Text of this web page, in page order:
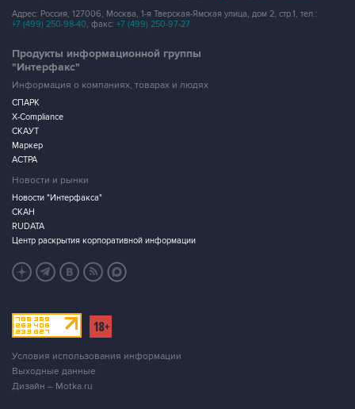
Адрес: Россия, 127006, Москва, 1-я Тверская-Ямская улица, дом 2, стр.1, тел.:
+7 (499) 250-98-40, факс: +7 (499) 250-97-27
Продукты информационной группы
"Интерфакс"
Информация о компаниях, товарах и людях
СПАРК
X-Compliance
СКАУТ
Маркер
АСТРА
Новости и рынки
Новости "Интерфакса"
СКАН
RUDATA
Центр раскрытия корпоративной информации
Условия использования информации
Выходные данные
Дизайн – Motka.ru